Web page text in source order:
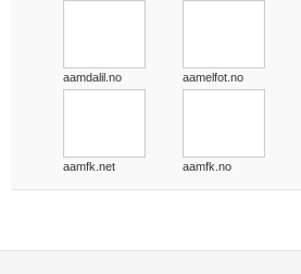
aamdalil.no aamelfot.no
aamfk.net aamfk.no